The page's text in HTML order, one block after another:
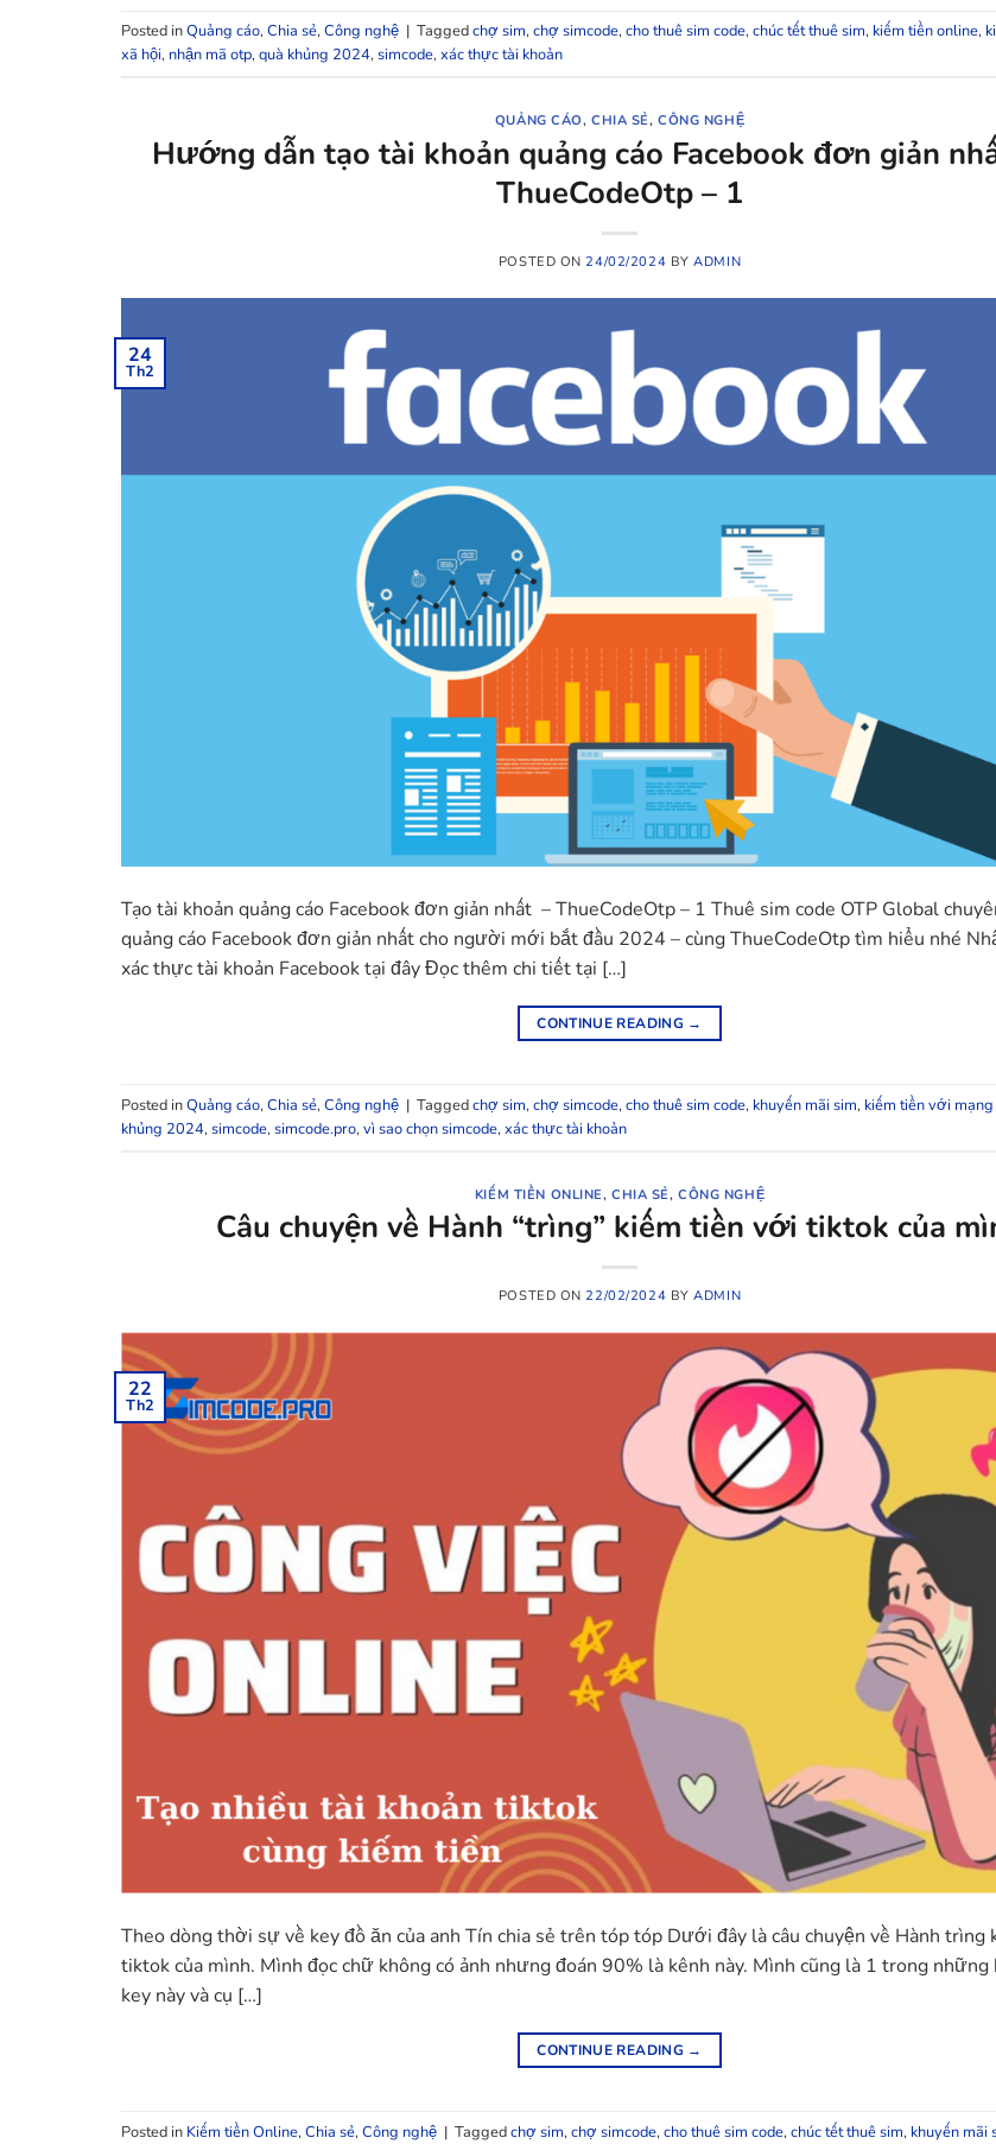
Posted inQuảng cáo, Chia sẻ, Công nghệ | Taggedchợ sim, chợ simcode, cho thuê sim code, chúc tết thuê sim, kiếm tiền online,
xã hội, nhận mã otp, quà khủng 2024, simcode, xác thực tài khoản
QUẢNG CÁO,CHIA SẺ,CÔNG NGHỆ
Hướng dẫn tạo tài khoản quảng cáo Facebook đơn giản
ThueCodeOtp – 1
POSTED ON24/02/2024 BYADMIN
24
Th2
Tạo tài khoản quảng cáo Facebook đơn giản nhất – ThueCodeOtp – 1 Thuê sim code OTP Global
quảng cáo Facebook đơn giản nhất cho người mới bắt đầu 2024 – cùng ThueCodeOtp tìm hiểu nhé
xác thực tài khoản Facebook tại đây Đọc thêm chi tiết tại […]
CONTINUE READING →
Posted inQuảng cáo, Chia sẻ, Công nghệ | Taggedchợ sim, chợ simcode, cho thuê sim code, khuyến mãi sim, kiếm tiền với mạng
khủng 2024, simcode, simcode.pro, vì sao chọn simcode, xác thực tài khoản
KIẾM TIỀN ONLINE, CHIA SẺ,CÔNG NGHỆ
Câu chuyện về Hành “trìng” kiếm tiền với tiktok của
POSTED ON22/02/2024 BYADMIN
22
Th2
Theo dòng thời sự về key đồ ăn của anh Tín chia sẻ trên tóp tóp Dưới đây là câu chuyện về Hành trìng
tiktok của mình. Mình đọc chữ không có ảnh nhưng đoán 90% là kênh này. Mình cũng là 1 trong
key này và cụ […]
CONTINUE READING →
Posted in Kiếm tiền Online, Chia sẻ, Công nghệ | Taggedchợ sim, chợ simcode, cho thuê sim code, chúc tết thuê sim, khuyến mãi